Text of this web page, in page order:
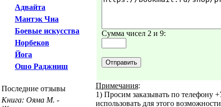
Адвайта
Мантэк Чиа
Боевые искусства
Норбеков
Йога
Ошо Раджниш
Последние отзывы
Книга: Ояма М. -
Сумма чисел 2 и 9:
Примечания:
1) Просим заказывать по телефону
использовать для этого